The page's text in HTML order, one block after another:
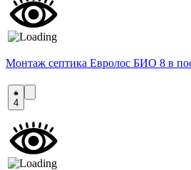
Монтаж септика Евролос БИО 8 в
4